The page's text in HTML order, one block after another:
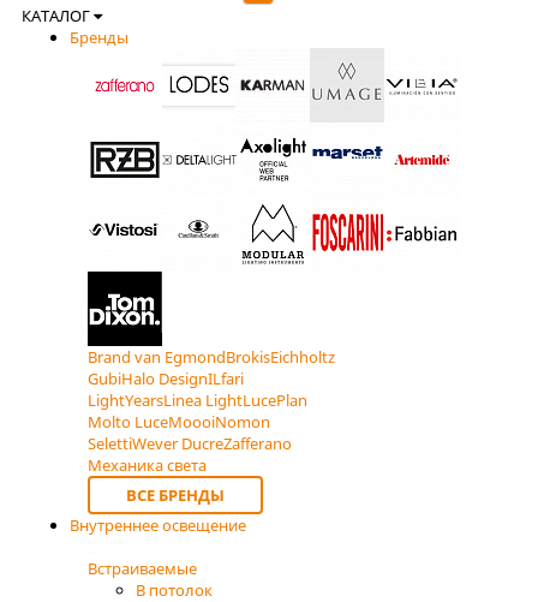
КАТАЛОГ
Бренды
Brand van EgmondBrokisEichholtz
GubiHalo DesignILfari
LightYearsLinea LightLucePlan
Molto LuceMoooiNomon
SelettiWever DucreZafferano
Механика света
ВСЕ БРЕНДЫ
Внутреннее освещение
Встраиваемые
В потолок